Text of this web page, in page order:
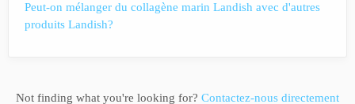
Peut-on mélanger du collagène marin Landish avec d'autres
produits Landish?
Not finding what you're looking for? Contactez-nous directement